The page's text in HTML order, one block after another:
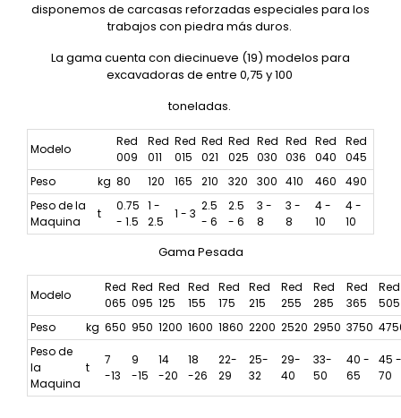
disponemos de carcasas reforzadas especiales para los
trabajos con piedra más duros.
La gama cuenta con diecinueve (19) modelos para
excavadoras de entre 0,75 y 100
toneladas.
Modelo
Red
009
Red
011
Red
015
Red
021
Red
025
Red
030
Red
036
Red
040
Red
045
Peso
kg 80 120 165 210 320 300 410 460
490
Peso de la
Maquina
t
0.75
- 1.5
1 -
2.5
1 - 3
2.5
- 6
2.5
- 6
3 -
8
3 -
8
4 -
10
4 -
10
Gama Pesada
Modelo
Red
065
Red
095
Red
125
Red
155
Red
175
Red
215
Red
255
Red
285
Red
365
Red
505
Peso
kg 650 950 1200 1600 1860 2200 2520 2950 3750
Peso de
la
Maquina
t
7
-13
9
-15
14
-20
18
-26
22-
29
25-
32
29-
40
33-
50
40 -
65
45 -
70